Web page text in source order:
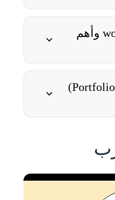
10. مسار العمل workflow وأهم
11. بناء سابقة الأعمال (Portfolio)